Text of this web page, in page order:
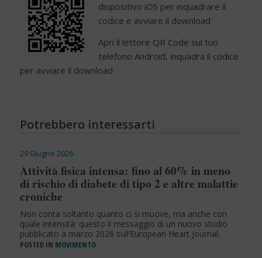
dispositivo iOS per inquadrare il
codice e avviare il download
Apri il lettore QR Code sul tuo
telefono Android, inquadra il codice
per avviare il download
Potrebbero interessarti
29 Giugno 2026
Attività fisica intensa: fino al 60% in meno
di rischio di diabete di tipo 2 e altre malattie
croniche
Non conta soltanto quanto ci si muove, ma anche con
quale intensità: questo il messaggio di un nuovo studio
pubblicato a marzo 2026 sull’European Heart Journal.
POSTED IN MOVIMENTO